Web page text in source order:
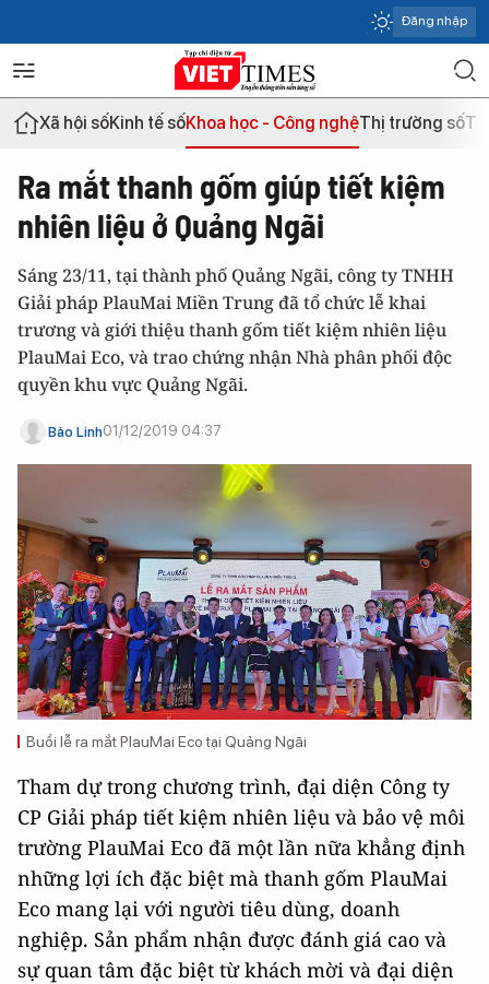
Đăng nhập
Xã hội sốKinh tế sốKhoa học - Công nghệThị trường số
Ra mắt thanh gốm giúp tiết kiệm
nhiên liệu ở Quảng Ngãi
Sáng 23/11, tại thành phố Quảng Ngãi, công ty TNHH
Giải pháp PlauMai Miền Trung đã tổ chức lễ khai
trương và giới thiệu thanh gốm tiết kiệm nhiên liệu
PlauMai Eco, và trao chứng nhận Nhà phân phối độc
quyền khu vực Quảng Ngãi.
Bảo Linh01/12/2019 04:37
Buổi lễ ra mắt PlauMai Eco tại Quảng Ngãi
Tham dự trong chương trình, đại diện Công ty
CP Giải pháp tiết kiệm nhiên liệu và bảo vệ môi
trường PlauMai Eco đã một lần nữa khẳng định
những lợi ích đặc biệt mà thanh gốm PlauMai
Eco mang lại với người tiêu dùng, doanh
nghiệp. Sản phẩm nhận được đánh giá cao và
sự quan tâm đặc biệt từ khách mời và đại diện